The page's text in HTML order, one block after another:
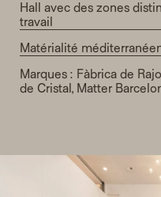
Hall avec des zones
travail
Matérialité
Marques : Fàbrica de
de Cristal, Matter